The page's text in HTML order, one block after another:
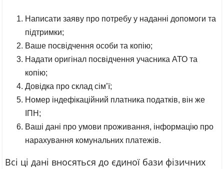
Написати заяву про потребу у наданні допомоги та
підтримки;
Ваше посвідчення особи та копію;
Надати оригінал посвідчення учасника АТО та
копію;
Довідка про склад сім’ї;
Номер індефікаційний платника податків, він же
ІПН;
Ваші дані про умови проживання, інформацію про
нарахування комунальних платежів.
Всі ці дані вносяться до єдиної бази фізичних